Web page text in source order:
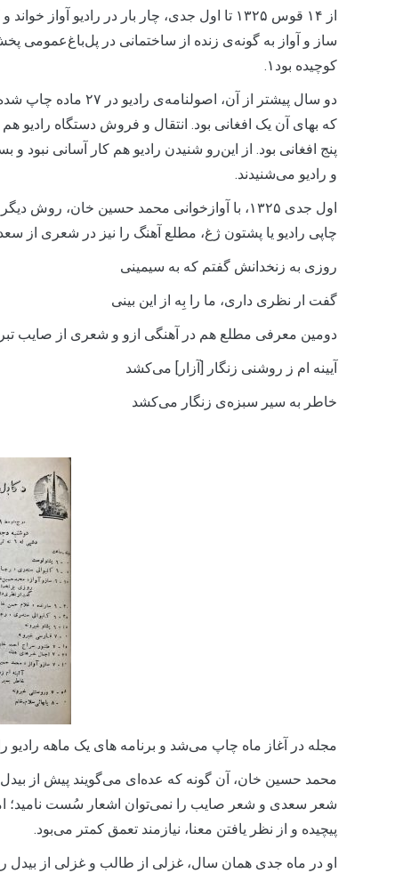
از ۱۴ قوس ۱۳۲۵ تا اول جدی، چار بار در رادیو
ساز و آواز به گونه‌ی زنده از ساختمانی در پل‌باغ‌عمومی
کوچیده بود۱.
دو سال پیشتر از آن،
که بهای آن یک افغانی بود. انتقال و فروش دستگاه رادیو
پنج افغانی بود. از این‌رو شنیدن رادیو هم کار آسانی نبود
و رادیو می‌شنیدند.
اول جدی ۱۳۲۵، با آوازخوانی محمد حسین خان،
چاپی رادیو یا پشتون ژغ، مطلع آهنگ را نیز در شعری از
روزی به زنخدانش گفتم که به سیمینی
گفت ار نظری داری، ما را بِه از این بینی
دومین معرفی مطلع هم در آهنگی ازو و شعری از صایب
آیینه ام ز روشنی زنگار [آزار] می‌کشد
خاطر به سیر سبزه‌ی زنگار می‌کشد
مجله در آغاز ماه چاپ می‌شد و برنامه های یک ماهه رادیو
محمد حسین خان، آن گونه که عده‌ای می‌گویند پیش از
شعر سعدی و شعر صایب را نمی‌توان اشعار سُست نامید؛
پیچیده و از نظر یافتن معنا، نیازمند تعمق کمتر می‌بود.
او در ماه جدی همان سال، غزلی از طالب و غزلی از بیدل را